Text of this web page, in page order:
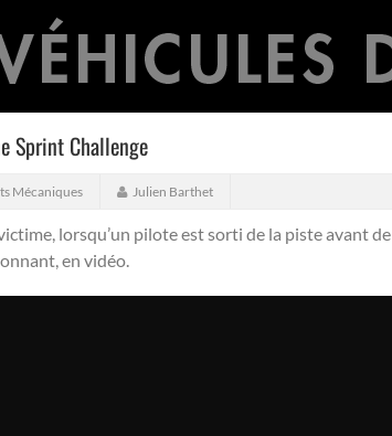
Sprint Challenge
Mécaniques Julien Barthet
lorsqu’un pilote est sorti de la piste avant de
en vidéo.